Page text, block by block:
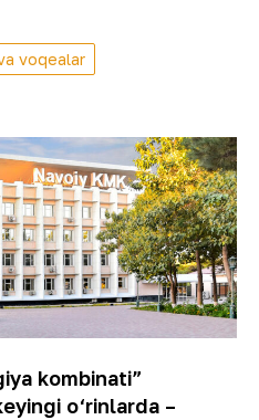
voqealar
kombinati”
o‘rinlarda –